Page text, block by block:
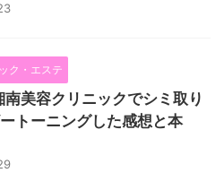
ク・エステ
美容クリニックでシミ取り
トーニングした感想と本